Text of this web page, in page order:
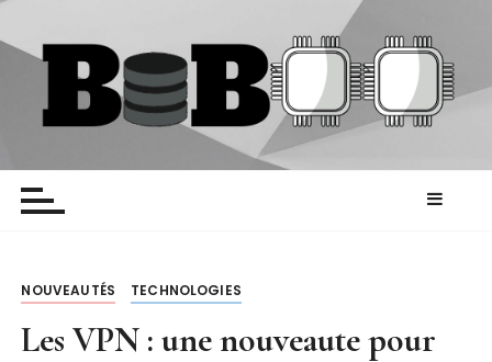
a
a Biboo
NOUVEAUTÉS TECHNOLOGIES
Les VPN : une nouveaute pour